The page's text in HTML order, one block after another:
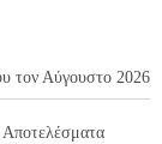
τον Αύγουστο 2026